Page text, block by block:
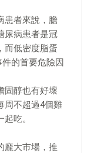
患者來說，膽
尿病患者是冠
而低密度脂蛋
的首要危險因
固醇也有好壞
周不超過4個雞
吃。
龐大市場，推